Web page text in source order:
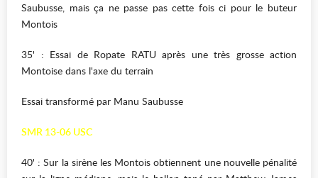
Saubusse, mais ça ne passe pas cette fois ci pour le buteur
Montois
35' : Essai de Ropate RATU après une très grosse action
Montoise dans l'axe du terrain
Essai transformé par Manu Saubusse
SMR 13-06 USC
40' : Sur la sirène les Montois obtiennent une nouvelle pénalité